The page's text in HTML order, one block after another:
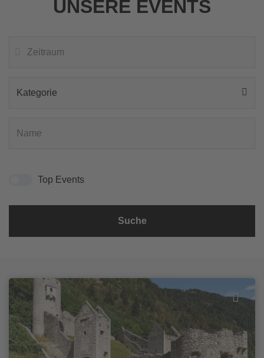
UNSERE EVENTS
Kategorie
Top Events
Suche